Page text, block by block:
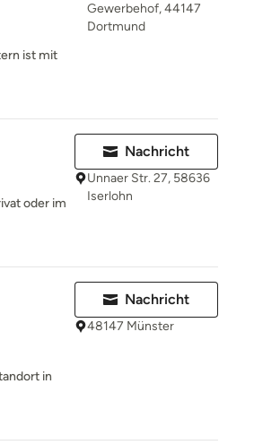
ist mit
Gewerbehof, 44147
Dortmund
oder im
Nachricht
Unnaer Str. 27, 58636
Iserlohn
in
Nachricht
48147 Münster